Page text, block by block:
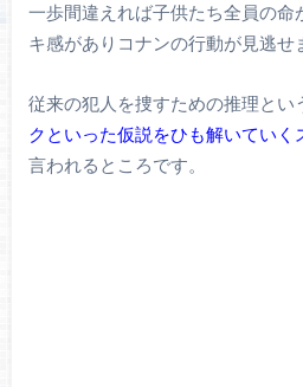
一歩間違えれば子供たち全員の命
キ感がありコナンの行動が見逃せ
従来の犯人を捜すための推理とい
クといった仮説をひも解いていく
言われるところです。